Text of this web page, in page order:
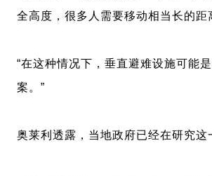
全高度，很多人需要移动相当长的距
“在这种情况下，垂直避难设施可能
案。”
奥莱利透露，当地政府已经在研究这